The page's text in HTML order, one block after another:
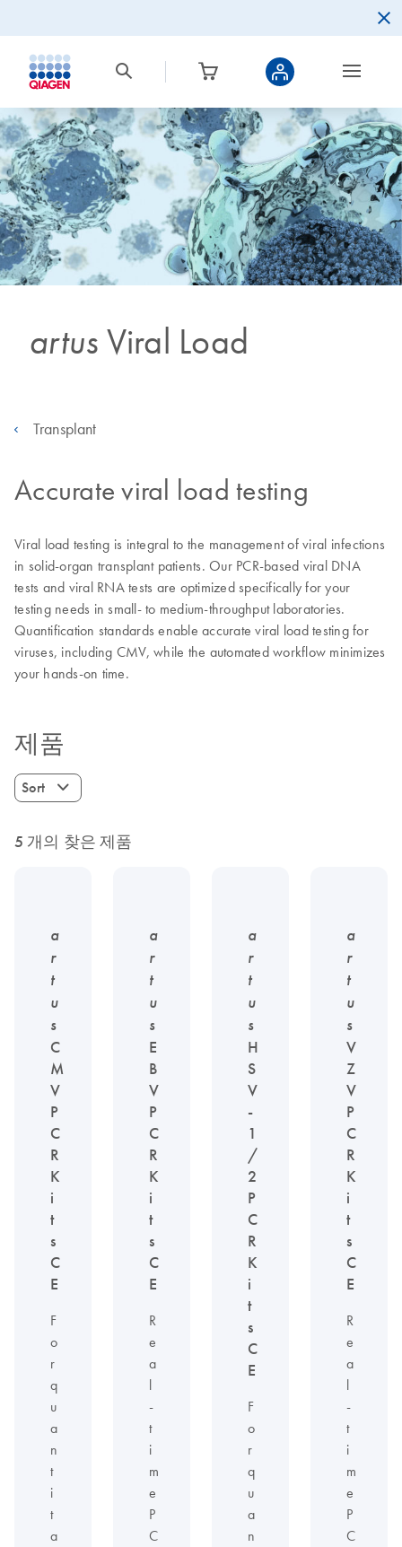
artus Viral Load
Transplant
Accurate viral load testing
Viral load testing is integral to the management of viral infections
in solid-organ transplant patients. Our PCR-based viral DNA
tests and viral RNA tests are optimized specifically for your
testing needs in small- to medium-throughput laboratories.
Quantification standards enable accurate viral load testing for
viruses, including CMV, while the automated workflow minimizes
your hands-on time.
제품
Sort
5 개의 찾은 제품
a
r
t
u
s
C
M
V
P
C
R
K
i
t
s
C
E
F
o
r
q
u
a
n
t
i
t
a
a
r
t
u
s
E
B
V
P
C
R
K
i
t
s
C
E
R
e
a
l
-
t
i
m
e
P
C
a
r
t
u
s
H
S
V
-
1
/
2
P
C
R
K
i
t
s
C
E
F
o
r
q
u
a
n
a
r
t
u
s
V
Z
V
P
C
R
K
i
t
s
C
E
R
e
a
l
-
t
i
m
e
P
C